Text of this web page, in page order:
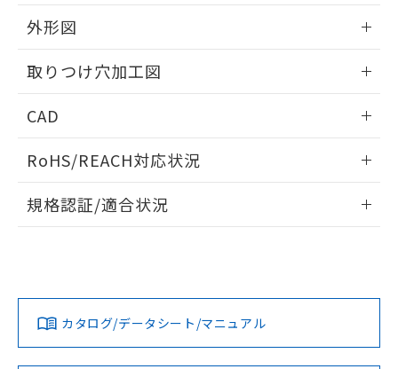
外形図
取りつけ穴加工図
CAD
ドすることができます。
ログイン/会員登録
ダウンロードデータをご利用いただく前に、以下を必ずお読
みください。
ソフトウェアの使用条件
RoHS/REACH対応状況
EU RoHS 注意事項・凡例
対応済み
規格認証/適合状況
カタログ/データシート/マニュアル
指します。
51物質の非含有証明書（当社基準）
※本証明書は発行日時点で非含有を証明す
るもので、過去に遡って非含有を証明する
ものではありません。
また、RoHS指令のフタル酸エステル類４
欄に対応日を記載しておりました。
既に当社にて対応品への在庫切替を完了
していることから、特段のことがない限
り、2022年1月12日より割愛しておりま
す。